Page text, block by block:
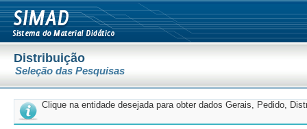
Distribuição
Seleção das Pesquisas
Clique na entidade desejada para obter dados Gerais, Pedido,